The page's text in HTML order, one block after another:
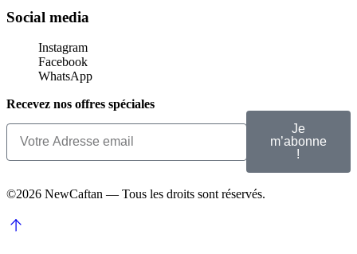
Social media
Instagram
Facebook
WhatsApp
Recevez nos offres spéciales
Je
m’abonne
!
©2026 NewCaftan — Tous les droits sont réservés.